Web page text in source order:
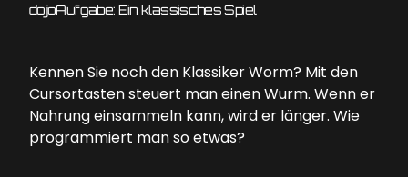
dojoAufgabe: Ein klassisches Spiel
Kennen Sie noch den Klassiker Worm? Mit den
Cursortasten steuert man einen Wurm. Wenn er
Nahrung einsammeln kann, wird er länger. Wie
programmiert man so etwas?